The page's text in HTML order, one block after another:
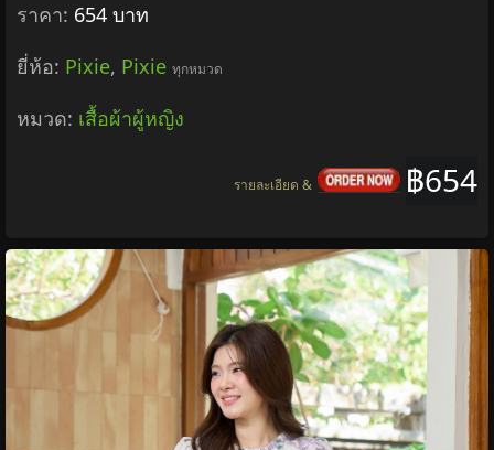
ราคา: 654 บาท
ยี่ห้อ: Pixie, Pixie ทุกหมวด
หมวด: เสื้อผ้าผู้หญิง
฿654
รายละเอียด &